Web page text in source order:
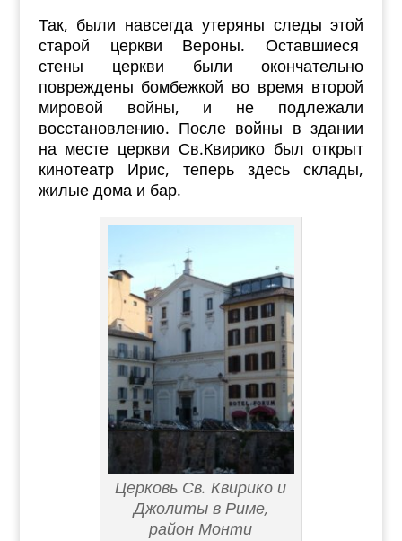
Так, были навсегда утеряны следы этой
старой церкви Вероны. Оставшиеся
стены церкви были окончательно
повреждены бомбежкой во время второй
мировой войны, и не подлежали
восстановлению. После войны в здании
на месте церкви Св.Квирико был открыт
кинотеатр Ирис, теперь здесь склады,
жилые дома и бар.
Церковь Св. Квирико и
Джолиты в Риме,
район Монти